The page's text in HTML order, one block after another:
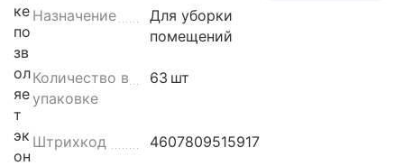
ке
по
зв
ол
яе
т
эк
он
Назначение
Для уборки
помещений
Количество в
упаковке
63 шт
Штрихкод 4607809515917